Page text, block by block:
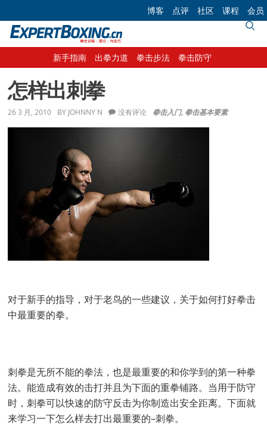
to
primary
to
main
to
primary
to
footer
博客 点评 社区 课程 会员
新手指南 出拳力道 拳击步法 拳击防守
怎样出刺拳
26 3 月, 2010 BY JOHNNY N 拳击入门, 拳击基本要素
没有评论
对于新手的指导，对于老鸟的一些建议，关于如何打好拳击
中最重要的拳。
刺拳是无所不能的拳法，也是最重要的和你学到的第一种拳
法。能造成有效的击打并且为下面的重拳铺路。当用于防守
时，刺拳可以快速的防守反击为你制造出安全距离。下面就
来学习一下怎么样去打出最重要的–刺拳。